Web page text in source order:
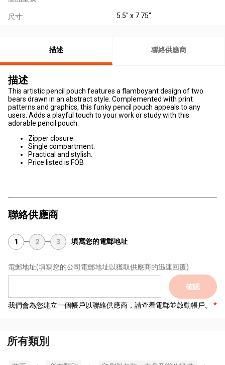
尺寸: 5.5" x 7.75"
描述 聯絡供應商
描述
This artistic pencil pouch features a flamboyant design of two
bears drawn in an abstract style. Complemented with print
patterns and graphics, this funky pencil pouch appeals to any
users. Adds a playful touch to your work or study with this
adorable pencil pouch.
Zipper closure.
Single compartment.
Practical and stylish.
Price listed is FOB
聯絡供應商
1 2 3 填寫您的電郵地址
電郵地址(填寫您的公司電郵地址以獲取供應商的迅速回覆)
確認
我們會為您建立一個帳戶以聯絡供應商，請查看電郵並啟動帳戶。
所有類別